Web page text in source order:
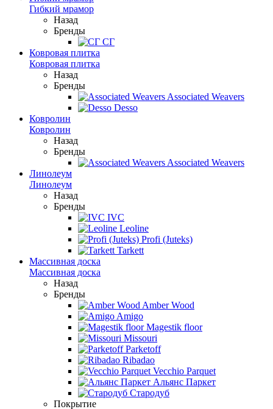
Гибкий мрамор
Назад
Бренды
СГ
Ковровая плитка
Ковровая плитка
Назад
Бренды
Associated Weavers
Desso
Ковролин
Ковролин
Назад
Бренды
Associated Weavers
Линолеум
Линолеум
Назад
Бренды
IVC
Leoline
Profi (Juteks)
Tarkett
Массивная доска
Массивная доска
Назад
Бренды
Amber Wood
Amigo
Magestik floor
Missouri
Parketoff
Ribadao
Vecchio Parquet
Альянс Паркет
Стародуб
Покрытие